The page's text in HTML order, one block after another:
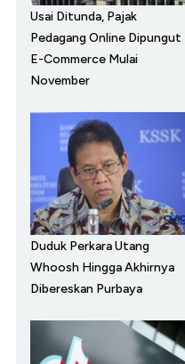
Usai Ditunda, Pajak
Pedagang Online Dipungut
E-Commerce Mulai
November
Duduk Perkara Utang
Whoosh Hingga Akhirnya
Dibereskan Purbaya